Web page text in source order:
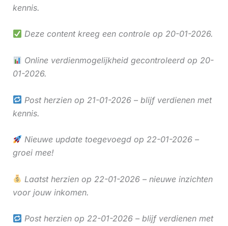
kennis.
Deze content kreeg een controle op 20-01-2026.
Online verdienmogelijkheid gecontroleerd op 20-
01-2026.
Post herzien op 21-01-2026 – blijf verdienen met
kennis.
Nieuwe update toegevoegd op 22-01-2026 –
groei mee!
Laatst herzien op 22-01-2026 – nieuwe inzichten
voor jouw inkomen.
Post herzien op 22-01-2026 – blijf verdienen met